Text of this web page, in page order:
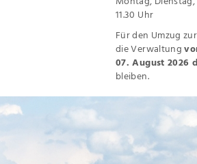
11.30 Uhr
Für den Umzug
die Verwaltung
07. August 2026
bleiben.